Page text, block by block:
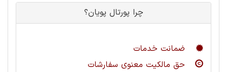
چرا پورتال پویان؟
ضمانت خدمات
حق مالکیت معنوی سفارشات